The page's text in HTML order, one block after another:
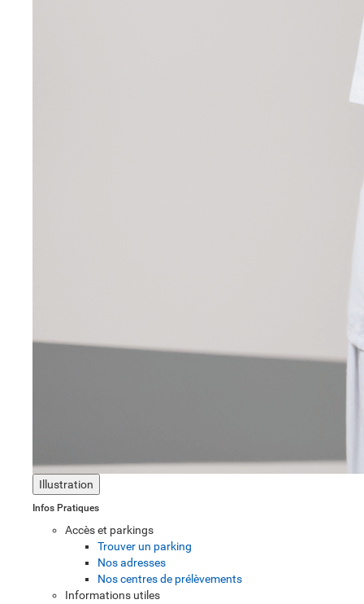
Illustration
Infos Pratiques
Accès et parkings
Trouver un parking
Nos adresses
Nos centres de prélèvements
Informations utiles